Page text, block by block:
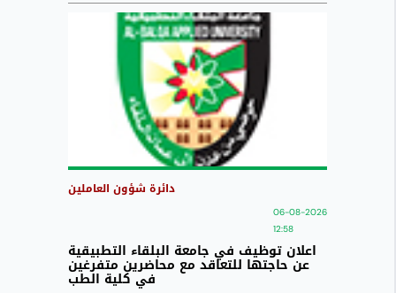
دائرة شؤون العاملين
06-08-2026
12:58
اعلان توظيف في جامعة البلقاء التطبيقية
عن حاجتها للتعاقد مع محاضرين متفرغين
في كلية الطب